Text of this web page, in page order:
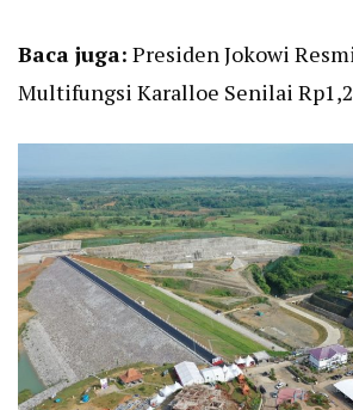
Baca juga: Presiden Jokowi
Multifungsi Karalloe Senilai